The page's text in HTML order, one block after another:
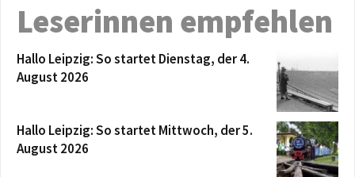
Leserinnen empfehlen
Hallo Leipzig: So startet Dienstag, der 4.
August 2026
Hallo Leipzig: So startet Mittwoch, der 5.
August 2026